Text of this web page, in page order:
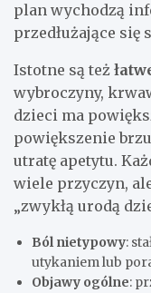
plan wychodzą
przedłużające się
Istotne są też
wybroczyny,
dzieci ma
powiększenie
utratę apetytu.
wiele przyczyn,
„zwykłą urodą
Ból nietypowy:
utykaniem lub
Objawy ogólne: